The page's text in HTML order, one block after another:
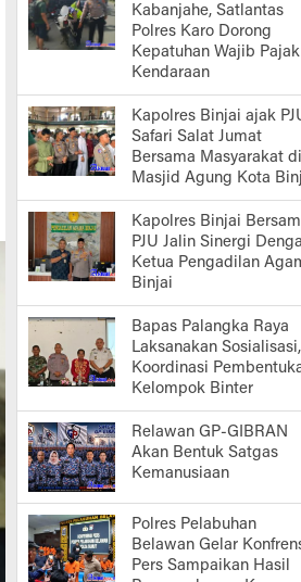
Kabanjahe, Satlantas
Polres Karo Dorong
Kepatuhan Wajib Pajak
Kendaraan
Kapolres Binjai ajak
Safari Salat Jumat
Bersama Masyarakat di
Masjid Agung Kota
Kapolres Binjai
PJU Jalin Sinergi
Ketua Pengadilan
Binjai
Bapas Palangka Raya
Laksanakan Sosialisasi,
Koordinasi
Kelompok Binter
Relawan GP-GIBRAN
Akan Bentuk Satgas
Kemanusiaan
Polres Pelabuhan
Belawan Gelar
Pers Sampaikan Hasil